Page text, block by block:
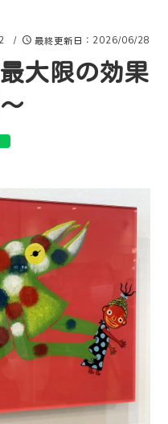
/ 最終更新日 ：2026/06/28
大限の効果